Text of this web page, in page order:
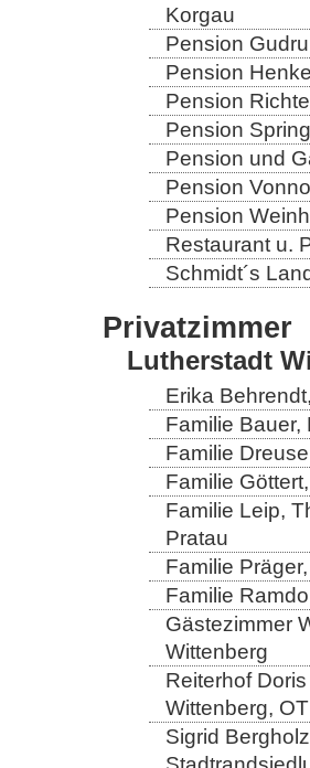
Korgau
Pension
Pension
Pension
Pension
Pension und
Pension
Pension
Restaurant u.
Schmidt´s
Privatzimmer
Lutherstadt
Erika
Familie Bauer,
Familie
Familie
Familie Leip,
Pratau
Familie
Familie
Gästezimmer
Wittenberg
Reiterhof
Wittenberg,
Sigrid